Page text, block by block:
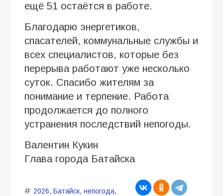
ещё 51 остаётся в работе.
Благодарю энергетиков,
спасателей, коммунальные службы и
всех специалистов, которые без
перерыва работают уже несколько
суток. Спасибо жителям за
понимание и терпение. Работа
продолжается до полного
устранения последствий непогоды.
Валентин Кукин
Глава города Батайска
2026, Батайск, непогода,